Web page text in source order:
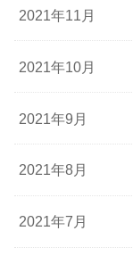
2021年11月
2021年10月
2021年9月
2021年8月
2021年7月